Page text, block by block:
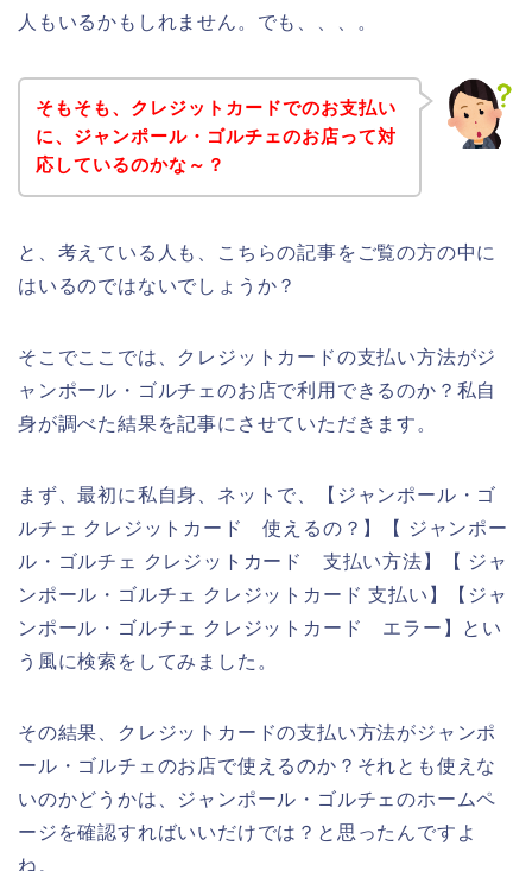
人もいるかもしれません。でも、、、。
そもそも、クレジットカードでのお支払い
に、ジャンポール・ゴルチェのお店って対
応しているのかな～？
と、考えている人も、こちらの記事をご覧の方の中に
はいるのではないでしょうか？
そこでここでは、クレジットカードの支払い方法がジ
ャンポール・ゴルチェのお店で利用できるのか？私自
身が調べた結果を記事にさせていただきます。
まず、最初に私自身、ネットで、【ジャンポール・ゴ
ルチェ クレジットカード 使えるの？】【 ジャンポー
ル・ゴルチェ クレジットカード 支払い方法】【 ジャ
ンポール・ゴルチェ クレジットカード 支払い】【ジャ
ンポール・ゴルチェ クレジットカード エラー】とい
う風に検索をしてみました。
その結果、クレジットカードの支払い方法がジャンポ
ール・ゴルチェのお店で使えるのか？それとも使えな
いのかどうかは、ジャンポール・ゴルチェのホームペ
ージを確認すればいいだけでは？と思ったんですよ
ね。